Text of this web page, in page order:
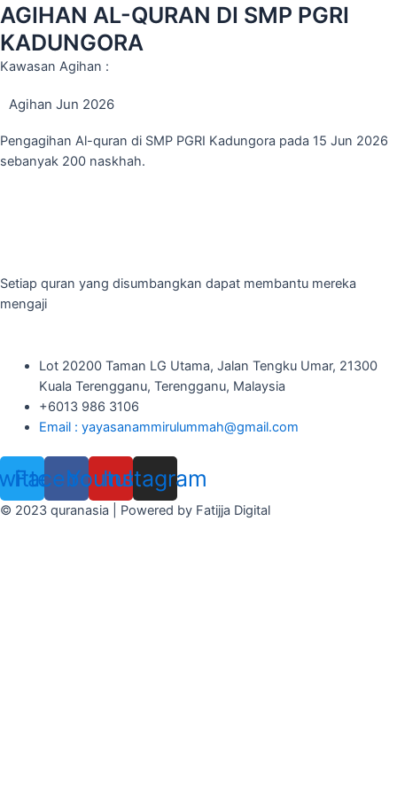
AGIHAN AL-QURAN DI SMP PGRI
KADUNGORA
Kawasan Agihan :
Agihan Jun 2026
Pengagihan Al-quran di SMP PGRI Kadungora pada 15 Jun 2026
sebanyak 200 naskhah.
Setiap quran yang disumbangkan dapat membantu mereka
mengaji
Lot 20200 Taman LG Utama, Jalan Tengku Umar, 21300
Kuala Terengganu, Terengganu, Malaysia
+6013 986 3106
Email : yayasanammirulummah@gmail.com
Facebook
Youtube
Instagram
© 2023 quranasia | Powered by Fatijja Digital